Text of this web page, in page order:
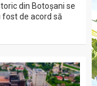
din Botoșani se
fost de acord să